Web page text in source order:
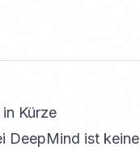
Kürze
DeepMind ist keine